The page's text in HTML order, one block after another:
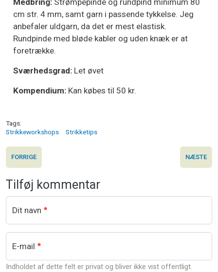
cm str. 4 mm, samt garn i passende tykkelse. Jeg
anbefaler uldgarn, da det er mest elastisk.
Rundpinde med bløde kabler og uden knæk er at
foretrække.
Sværhedsgrad: Let øvet
Kompendium: Kan købes til 50 kr.
Tags
Strikkeworkshops
Strikketips
FORRIGE NÆSTE
Tilføj kommentar
Dit navn
E-mail
Indholdet af dette felt er privat og bliver ikke vist offentligt.